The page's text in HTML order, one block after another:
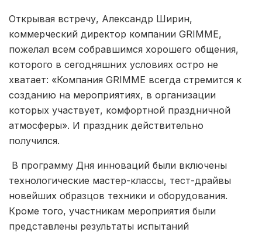
Открывая встречу, Александр Ширин,
коммерческий директор компании GRIMME,
пожелал всем собравшимся хорошего общения,
которого в сегодняшних условиях остро не
хватает: «Компания GRIMME всегда стремится к
созданию на мероприятиях, в организации
которых участвует, комфортной праздничной
атмосферы». И праздник действительно
получился.
В программу Дня инноваций были включены
технологические мастер-классы, тест-драйвы
новейших образцов техники и оборудования.
Кроме того, участникам мероприятия были
представлены результаты испытаний